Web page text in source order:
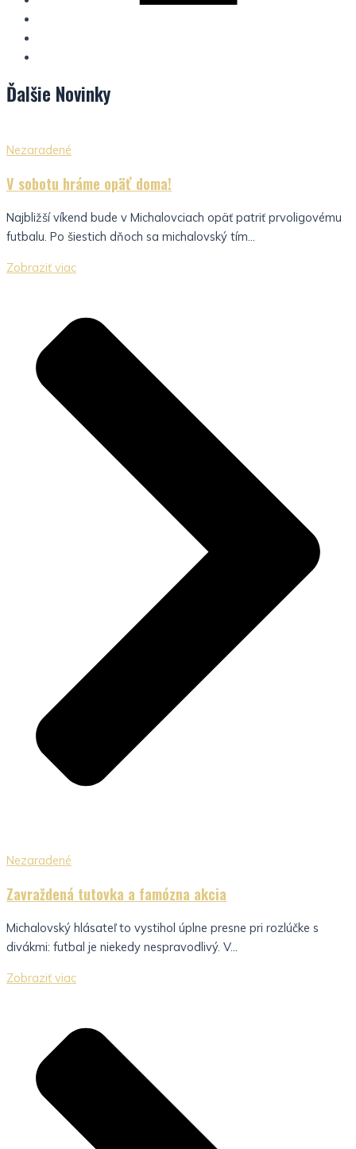
Ďalšie Novinky
Nezaradené
V sobotu hráme opäť doma!
Najbližší víkend bude v Michalovciach opäť patriť prvoligovému
futbalu. Po šiestich dňoch sa michalovský tím...
Zobraziť viac
Nezaradené
Zavraždená tutovka a famózna akcia
Michalovský hlásateľ to vystihol úplne presne pri rozlúčke s
divákmi: futbal je niekedy nespravodlivý. V...
Zobraziť viac